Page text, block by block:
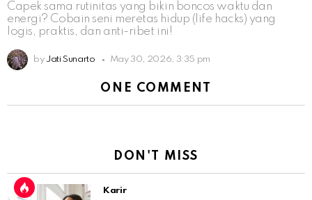
Capek sama rutinitas yang bikin boncos waktu dan
energi? Cobain seni meretas hidup (life hacks) yang
logis, praktis, dan anti-ribet ini!
by Jati Sunarto May 30, 2026, 3:35 pm
ONE COMMENT
DON'T MISS
Karir